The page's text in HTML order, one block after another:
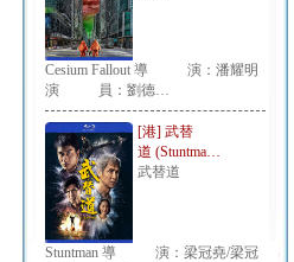
Cesium Fallout 導 演：潘耀明
演 員：劉德…
[港] 武替
道 (Stuntma…
武替道
Stuntman 導 演：梁冠堯/梁冠